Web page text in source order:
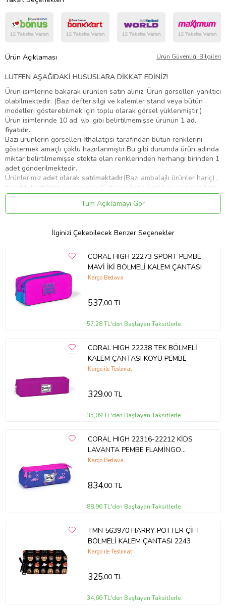
Ürün Açıklaması Ürün Güvenliği Bilgileri
LÜTFEN AŞAĞIDAKİ HUSUSLARA DİKKAT EDİNİZ!
Ürün isimlerine bakarak ürünleri satın alınız. Ürün görselleri yanıltıcı
olabilmektedir. (Bazı defter,silgi ve kalemler stand veya bütün
modelleri gösterebilmek için toplu olarak görsel yüklenmiştir.)
Ürün isimlerinde 10 ad. v.b. gibi belirtilmemişse ürünün 1 ad.
fiyatıdır.
Bazı ürünlerin görselleri İthalatçısı tarafından bütün renklerini
göstermek amaçlı çoklu hazırlanmıştır.Bu gibi durumda ürün adında
miktar belirtilmemişse stokta olan renklerinden herhangi birinden 1
adet gönderilmektedir.
Ürünlerimiz adet olarak satılmaktadır(Bazı ambalajlı ürünler hariç) ,
tereddüt ettiğiniz ürünler için "Satıcıya Soru Sor" bölümünden bize
yazabilirsiniz.
Bazı ürünler asortidir ve stokta olan renkleri/modelleri
gönderilmektedir.
görseli sizi yanıltmasın.Basım yılı eski bile olsa müfredat
yayınevlerine ilgili kitaplar iade edilmektedir.
CORAL HIGH 22073 KIDS SİYAH GRAFİTİ DESENLİ TEK BÖLMELİ
KALEM ÇANTASI
Tek bölmeli, fermuarlı kalem çantası.
Çantanın tek bölmesi bulunmaktadır.
Ürünün tüm dış yüzeyi PVC kumaştan imal edilmiştir.
Ürünün tüm iç yüzeyi PVC astar ile kaplanmıştır.
Ürün Derinliği : 6 cm.
Ürün Yüksekliği : 8 cm.
Tüm Açıklamayı Gör
İlginizi Çekebilecek Benzer Seçenekler
CORAL HIGH 22273 SPORT PEMBE
MAVİ İKİ BÖLMELİ KALEM ÇANTASI
Kargo Bedava
537,00 TL
57,28 TL'den Başlayan Taksitlerle
CORAL HIGH 22238 TEK BÖLMELİ
KALEM ÇANTASI KOYU PEMBE
Kargo ile Teslimat
329,00 TL
35,09 TL'den Başlayan Taksitlerle
CORAL HIGH 22316-22212 KİDS
LAVANTA PEMBE FLAMİNGO
DESENLİ ÜÇ BÖLMELİ KALEM
Kargo Bedava
834,00 TL
88,96 TL'den Başlayan Taksitlerle
TMN 563970 HARRY POTTER ÇİFT
BÖLMELİ KALEM ÇANTASI 2243
Kargo ile Teslimat
325,00 TL
34,66 TL'den Başlayan Taksitlerle